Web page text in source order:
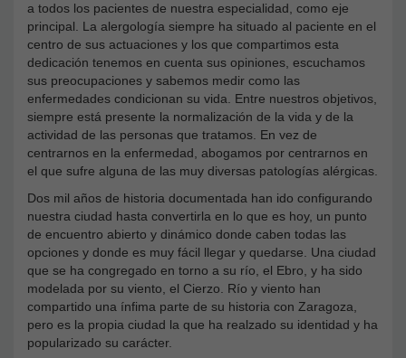
a todos los pacientes de nuestra especialidad, como eje
principal. La alergología siempre ha situado al paciente en el
centro de sus actuaciones y los que compartimos esta
dedicación tenemos en cuenta sus opiniones, escuchamos
sus preocupaciones y sabemos medir como las
enfermedades condicionan su vida. Entre nuestros objetivos,
siempre está presente la normalización de la vida y de la
actividad de las personas que tratamos. En vez de
centrarnos en la enfermedad, abogamos por centrarnos en
el que sufre alguna de las muy diversas patologías alérgicas.
Dos mil años de historia documentada han ido configurando
nuestra ciudad hasta convertirla en lo que es hoy, un punto
de encuentro abierto y dinámico donde caben todas las
opciones y donde es muy fácil llegar y quedarse. Una ciudad
que se ha congregado en torno a su río, el Ebro, y ha sido
modelada por su viento, el Cierzo. Río y viento han
compartido una ínfima parte de su historia con Zaragoza,
pero es la propia ciudad la que ha realzado su identidad y ha
popularizado su carácter.